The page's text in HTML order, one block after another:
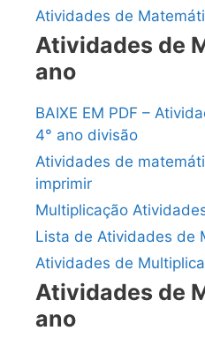
Atividades de
Atividades de
ano
BAIXE EM PDF –
4° ano divisão
Atividades de
imprimir
Multiplicação
Lista de Atividades de
Atividades de
Atividades de
ano